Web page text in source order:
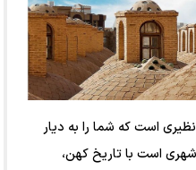
است که شما را به دیار
است با تاریخ کهن،